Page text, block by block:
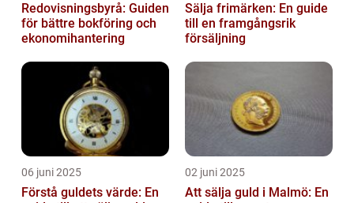
Redovisningsbyrå: Guiden
för bättre bokföring och
ekonomihantering
Sälja frimärken: En guide
till en framgångsrik
försäljning
06 juni 2025
Förstå guldets värde: En
02 juni 2025
Att sälja guld i Malmö: En